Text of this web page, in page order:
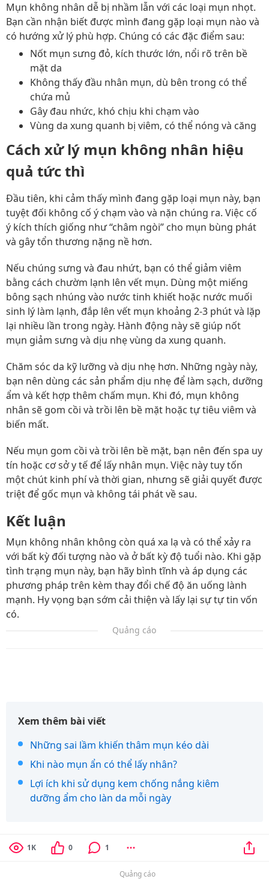
Mụn không nhân dễ bị nhầm lẫn với các loại mụn nhọt.
Bạn cần nhận biết được mình đang gặp loại mụn nào và
có hướng xử lý phù hợp. Chúng có các đặc điểm sau:
Nốt mụn sưng đỏ, kích thước lớn, nổi rõ trên bề
mặt da
Không thấy đầu nhân mụn, dù bên trong có thể
chứa mủ
Gây đau nhức, khó chịu khi chạm vào
Vùng da xung quanh bị viêm, có thể nóng và căng
Cách xử lý mụn không nhân hiệu
quả tức thì
Đầu tiên, khi cảm thấy mình đang gặp loại mụn này, bạn
tuyệt đối không cố ý chạm vào và nặn chúng ra. Việc cố
ý kích thích giống như “châm ngòi” cho mụn bùng phát
và gây tổn thương nặng nề hơn.
Nếu chúng sưng và đau nhứt, bạn có thể giảm viêm
bằng cách chườm lạnh lên vết mụn. Dùng một miếng
bông sạch nhúng vào nước tinh khiết hoặc nước muối
sinh lý làm lạnh, đắp lên vết mụn khoảng 2-3 phút và lặp
lại nhiều lần trong ngày. Hành động này sẽ giúp nốt
mụn giảm sưng và dịu nhẹ vùng da xung quanh.
Chăm sóc da kỹ lưỡng và dịu nhẹ hơn. Những ngày này,
bạn nên dùng các sản phẩm dịu nhẹ để làm sạch, dưỡng
ẩm và kết hợp thêm chấm mụn. Khi đó, mụn không
nhân sẽ gom cồi và trồi lên bề mặt hoặc tự tiêu viêm và
biến mất.
Nếu mụn gom cồi và trồi lên bề mặt, bạn nên đến spa uy
tín hoặc cơ sở y tế để lấy nhân mụn. Việc này tuy tốn
một chút kinh phí và thời gian, nhưng sẽ giải quyết được
triệt để gốc mụn và không tái phát về sau.
Kết luận
Mụn không nhân không còn quá xa lạ và có thể xảy ra
với bất kỳ đối tượng nào và ở bất kỳ độ tuổi nào. Khi gặp
tình trạng mụn này, bạn hãy bình tĩnh và áp dụng các
phương pháp trên kèm thay đổi chế độ ăn uống lành
mạnh. Hy vọng bạn sớm cải thiện và lấy lại sự tự tin vốn
có.
Quảng cáo
Xem thêm bài viết
Những sai lầm khiến thâm mụn kéo dài
Khi nào mụn ẩn có thể lấy nhân?
Lợi ích khi sử dụng kem chống nắng kiêm
dưỡng ẩm cho làn da mỗi ngày
1K 0 1
Quảng cáo